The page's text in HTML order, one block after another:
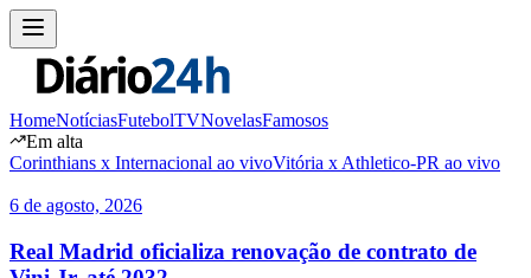
HomeNotíciasFutebolTVNovelasFamosos
Em alta
Corinthians x Internacional ao vivoVitória x Athletico-PR ao vivo
6 de agosto, 2026
Real Madrid oficializa renovação de contrato de